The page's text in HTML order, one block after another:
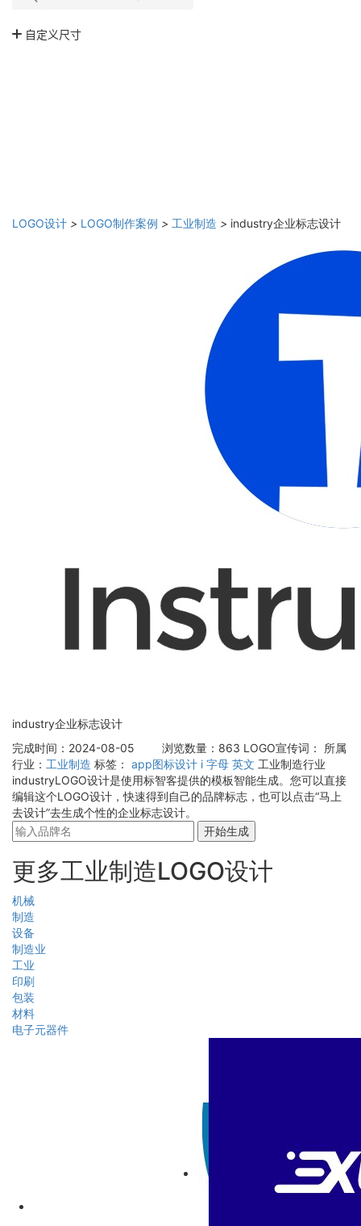
LOGO设计 > LOGO制作案例 > 工业制造 > industry企业标志设计
industry企业标志设计
完成时间：2024-08-05
浏览数量：863 LOGO宣传词：
所属
行业： 工业制造 标签： app图标设计 i 字母 英文 工业制造行业
industryLOGO设计是使用标智客提供的模板智能生成。您可以直接
编辑这个LOGO设计，快速得到自己的品牌标志，也可以点击“马上
去设计”去生成个性的企业标志设计。
开始生成
更多工业制造LOGO设计
机械
制造
设备
制造业
工业
印刷
包装
材料
电子元器件